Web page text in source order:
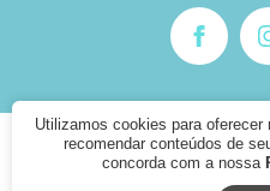
© 2020 -
Utilizamos cookies para oferecer
recomendar conteúdos de
concorda com a nossa